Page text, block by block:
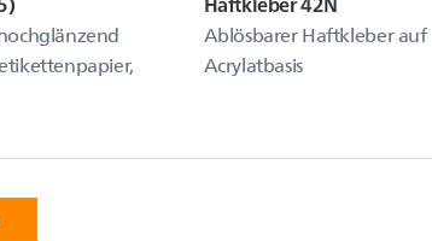
Ablösbarer Haftkleber auf
Acrylatbasis